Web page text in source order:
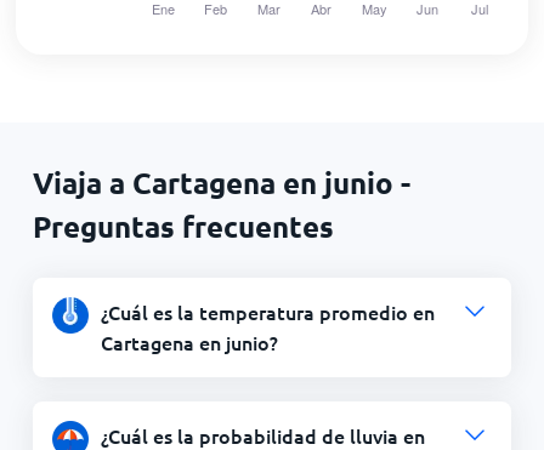
Viaja a Cartagena en junio -
Preguntas frecuentes
¿Cuál es la temperatura promedio en
Cartagena en junio?
¿Cuál es la probabilidad de lluvia en